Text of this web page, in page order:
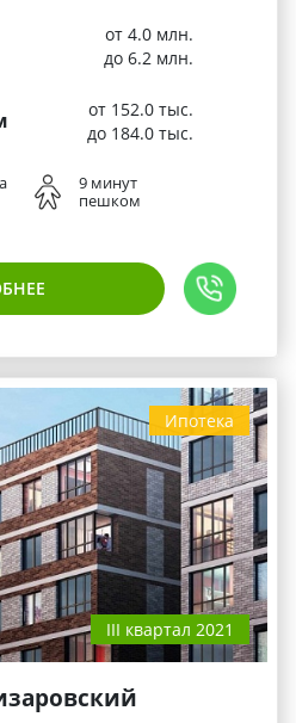
от 4.0 млн.
до 6.2 млн.
от 152.0 тыс.
до 184.0 тыс.
9 минут
пешком
Ипотека
III квартал 2021